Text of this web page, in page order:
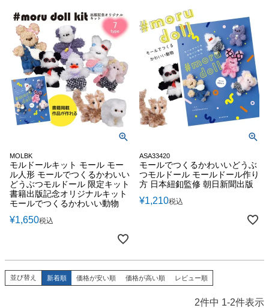
MOLBK
モルドールキット モール モー
ル人形 モールでつくるかわいい
どうぶつモルドール 限定キット
書籍出版記念オリジナルキット
モールでつくるかわいい動物
¥1,650税込
ASA33420
モールでつくるかわいいどうぶ
つモルドール モールドール作り
方 日本紐釦監修 朝日新聞出版
¥1,210税込
並び替え 新着順 価格が安い順 価格が高い順 レビュー順
2件中 1-2件表示